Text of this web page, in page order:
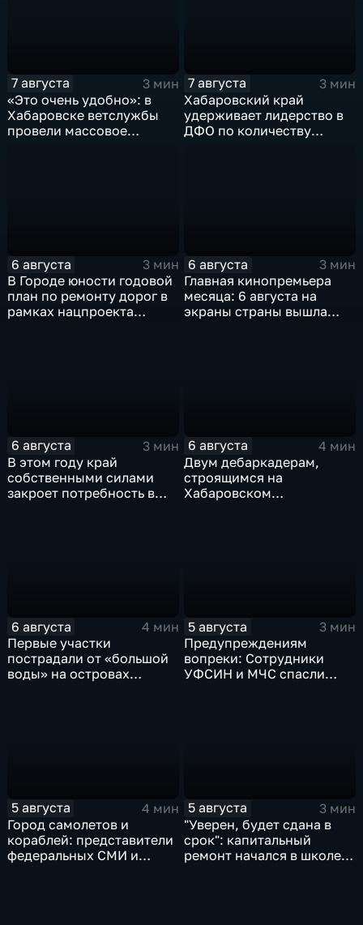
7 августа
3 мин
«Это очень удобно»: в
Хабаровске ветслужбы
провели массовое
7 августа
3 мин
Хабаровский край
удерживает лидерство в
ДФО по количеству
6 августа
3 мин
В Городе юности годовой
план по ремонту дорог в
рамках нацпроекта
6 августа
3 мин
Главная кинопремьера
месяца: 6 августа на
экраны страны вышла
6 августа
3 мин
В этом году край
собственными силами
закроет потребность в
6 августа
4 мин
Двум дебаркадерам,
строящимся на
Хабаровском
6 августа
4 мин
Первые участки
пострадали от «большой
воды» на островах
5 августа
3 мин
Предупреждениям
вопреки: Сотрудники
УФСИН и МЧС спасли
5 августа
4 мин
Город самолетов и
кораблей: представители
федеральных СМИ и
5 августа
3 мин
"Уверен, будет сдана в
срок": капитальный
ремонт начался в школе